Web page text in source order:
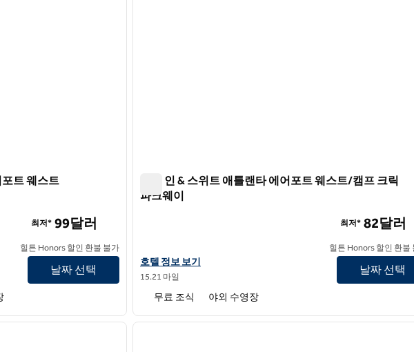
포트 웨스트
스트의 호텔 정보 보기
최저* 99달러
힐튼 Honors 할인 환불 불가
날짜 선택
햄튼 인 & 스위트 애틀랜타 에어포트 웨스트/캠프 크릭
파크웨이
햄튼 인 & 스위트 애틀랜타 에어포트 웨스트/캠프 크릭 파크웨이의
호텔 정보 보기
15.21 마일
최저* 82달러
힐튼 Honors 할인 환불
날짜 선택
무료 조식 야외 수영장
다음 이미지
1/4